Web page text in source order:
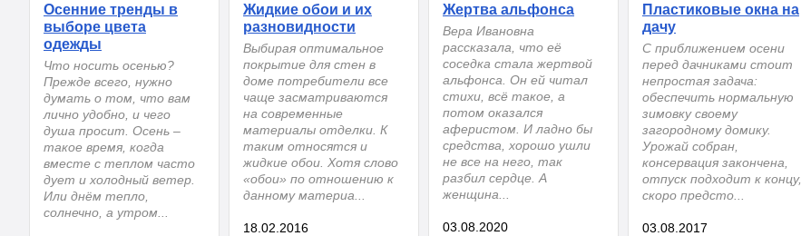
Осенние тренды в
выборе цвета
одежды
Что носить осенью?
Прежде всего, нужно
думать о том, что вам
лично удобно, и чего
душа просит. Осень –
такое время, когда
вместе с теплом часто
дует и холодный ветер.
Или днём тепло,
солнечно, а утром...
Жидкие обои и их
разновидности
Выбирая оптимальное
покрытие для стен в
доме потребители все
чаще засматриваются
на современные
материалы отделки. К
таким относятся и
жидкие обои. Хотя слово
«обои» по отношению к
данному материа...
18.02.2016
Жертва альфонса
Вера Ивановна
рассказала, что её
соседка стала жертвой
альфонса. Он ей читал
стихи, всё такое, а
потом оказался
аферистом. И ладно бы
средства, хорошо ушли
не все на него, так
разбил сердце. А
женщина...
03.08.2020
Пластиковые окна на
дачу
С приближением осени
перед дачниками стоит
непростая задача:
обеспечить нормальную
зимовку своему
загородному домику.
Урожай собран,
консервация закончена,
отпуск подходит к концу,
скоро предсто...
03.08.2017